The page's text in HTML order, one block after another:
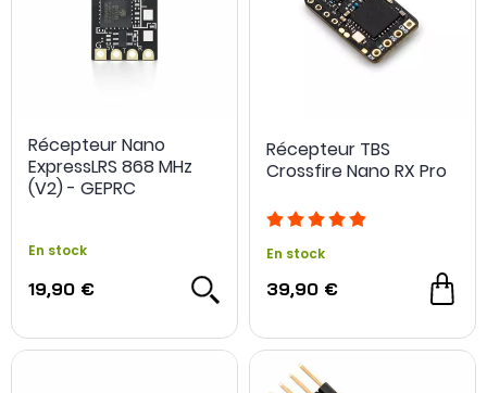
Récepteur Nano
ExpressLRS 868 MHz
(V2) - GEPRC
En stock
19,90 €
Récepteur TBS
Crossfire Nano RX Pro
En stock
39,90 €